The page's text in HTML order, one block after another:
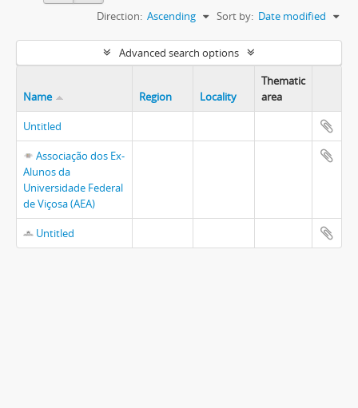
Sort by: Date modified
Direction: Ascending
Advanced search options
Name Region Locality
Thematic
area
Untitled
Associação dos Ex-
Alunos da
Universidade Federal
de Viçosa (AEA)
Untitled